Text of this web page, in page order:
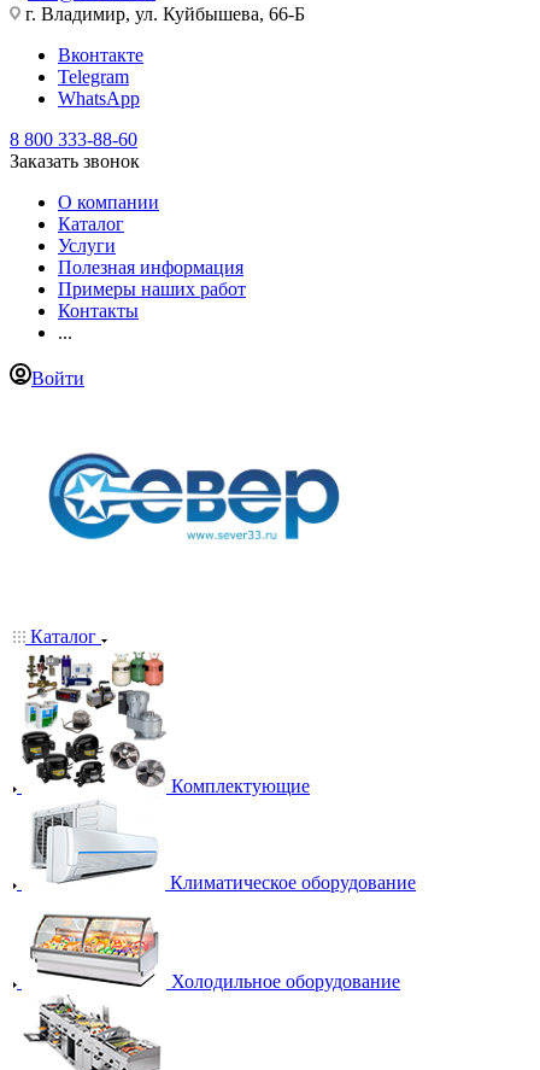
г. Владимир, ул. Куйбышева, 66-Б
Вконтакте
Telegram
WhatsApp
8 800 333-88-60
Заказать звонок
О компании
Каталог
Услуги
Полезная информация
Примеры наших работ
Контакты
...
Войти
Каталог
Комплектующие
Климатическое оборудование
Холодильное оборудование